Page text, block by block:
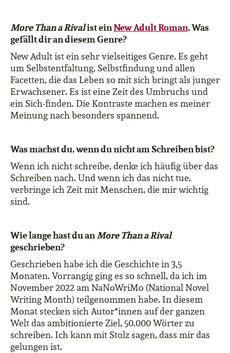
More Than a Rivalist einNew Adult Roman.Was
gefällt dir an diesem Genre?
New Adult ist ein sehr vielseitiges Genre. Es geht
um Selbstentfaltung, Selbstfindung und allen
Facetten, die das Leben so mit sich bringt als junger
Erwachsener. Es ist eine Zeit des Umbruchs und
ein Sich-finden. Die Kontraste machen es meiner
Meinung nach besonders spannend.
Was machst du, wenn du nicht am Schreiben bist?
Wenn ich nicht schreibe, denke ich häufig über das
Schreiben nach. Und wenn ich das nicht tue,
verbringe ich Zeit mit Menschen, die mir wichtig
sind.
Wie lange hast du anMore Than a Rival
geschrieben?
Geschrieben habe ich die Geschichte in 3,5
Monaten. Vorrangig ging es so schnell, da ich im
November 2022 am NaNoWriMo (National Novel
Writing Month) teilgenommen habe. In diesem
Monat stecken sich Autor*innen auf der ganzen
Welt das ambitionierte Ziel, 50.000 Wörter zu
schreiben. Ich kann mit Stolz sagen, dass mir das
gelungen ist.